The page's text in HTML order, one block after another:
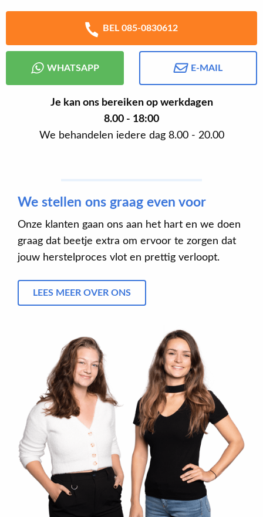
BEL 085-0830612
WHATSAPP E-MAIL
Je kan ons bereiken op werkdagen
8.00 - 18:00
We behandelen iedere dag 8.00 - 20.00
We stellen ons graag even voor
Onze klanten gaan ons aan het hart en we doen
graag dat beetje extra om ervoor te zorgen dat
jouw herstelproces vlot en prettig verloopt.
LEES MEER OVER ONS